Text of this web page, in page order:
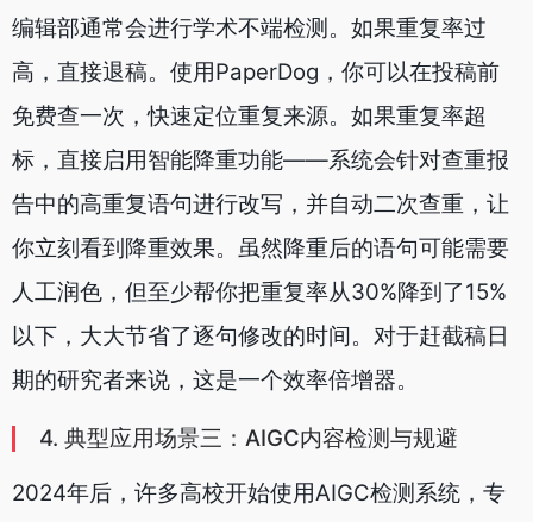
编辑部通常会进行学术不端检测。如果重复率过
高，直接退稿。使用PaperDog，你可以在投稿前
免费查一次，快速定位重复来源。如果重复率超
标，直接启用智能降重功能——系统会针对查重报
告中的高重复语句进行改写，并自动二次查重，让
你立刻看到降重效果。虽然降重后的语句可能需要
人工润色，但至少帮你把重复率从30%降到了15%
以下，大大节省了逐句修改的时间。对于赶截稿日
期的研究者来说，这是一个效率倍增器。
4. 典型应用场景三：AIGC内容检测与规避
2024年后，许多高校开始使用AIGC检测系统，专